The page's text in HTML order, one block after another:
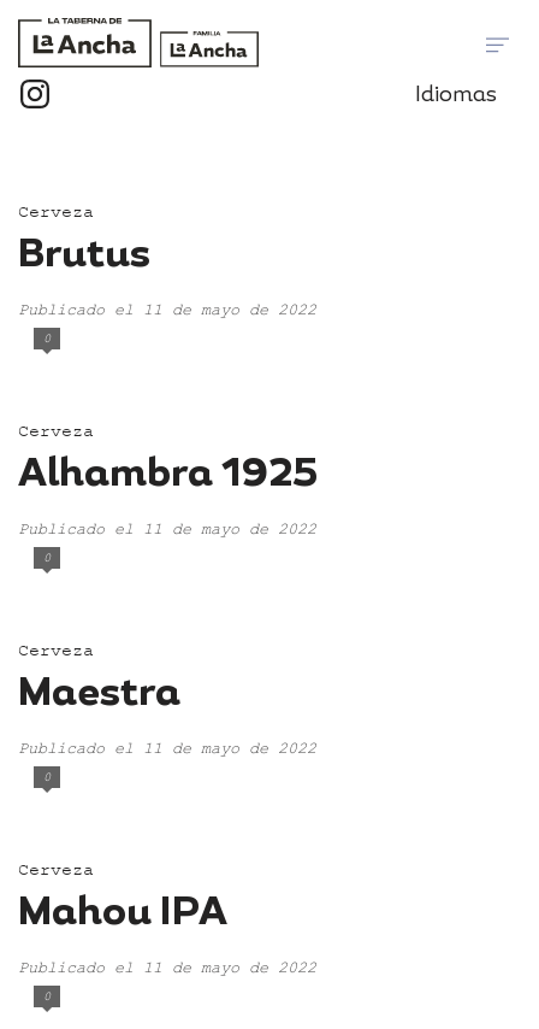
Idiomas
Cerveza
Brutus
Publicado el 11 de mayo de 2022
0
Cerveza
Alhambra 1925
Publicado el 11 de mayo de 2022
0
Cerveza
Maestra
Publicado el 11 de mayo de 2022
0
Cerveza
Mahou IPA
Publicado el 11 de mayo de 2022
0